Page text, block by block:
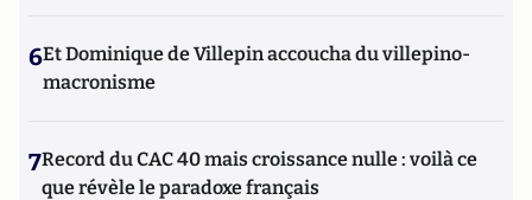
6Et Dominique de Villepin accoucha du villepino-
macronisme
7Record du CAC 40 mais croissance nulle : voilà ce
que révèle le paradoxe français